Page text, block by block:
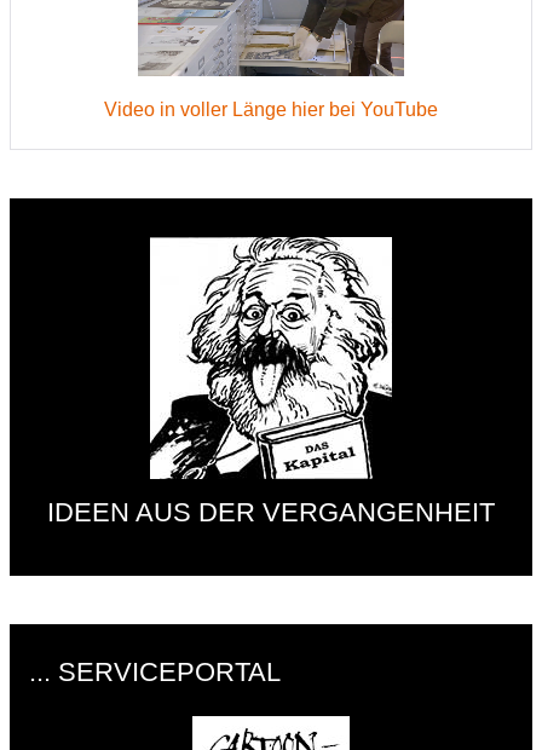
Video in voller Länge hier bei YouTube
IDEEN AUS DER VERGANGENHEIT
... SERVICEPORTAL